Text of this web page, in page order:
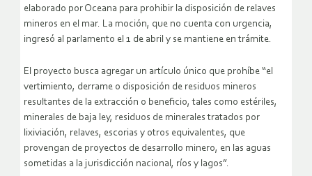
elaborado por Oceana para prohibir la disposición de relaves
mineros en el mar. La moción, que no cuenta con urgencia,
ingresó al parlamento el 1 de abril y se mantiene en trámite.
El proyecto busca agregar un artículo único que prohíbe “el
vertimiento, derrame o disposición de residuos mineros
resultantes de la extracción o beneficio, tales como estériles,
minerales de baja ley, residuos de minerales tratados por
lixiviación, relaves, escorias y otros equivalentes, que
provengan de proyectos de desarrollo minero, en las aguas
sometidas a la jurisdicción nacional, ríos y lagos”.